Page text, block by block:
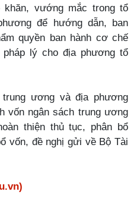
vướng mắc trong tổ
để hướng dẫn, ban
quyền ban hành cơ chế
lý cho địa phương tổ
ương và địa phương
vốn ngân sách trung ương
thiện thủ tục, phân bổ
vốn, đề nghị gửi về Bộ Tài